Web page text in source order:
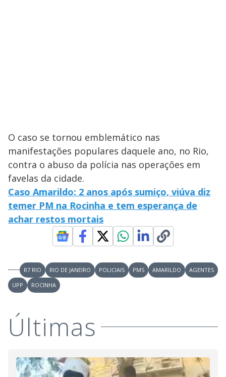
O caso se tornou emblemático nas
manifestações populares daquele ano, no Rio,
contra o abuso da polícia nas operações em
favelas da cidade.
Caso Amarildo: 2 anos após sumiço, viúva diz
temer PM na Rocinha e tem esperança de
achar restos mortais
R7 RIO RIO DE JANEIRO POLICIAIS PMS AMARILDO
AGENTES
UPP
ROCINHA
Últimas